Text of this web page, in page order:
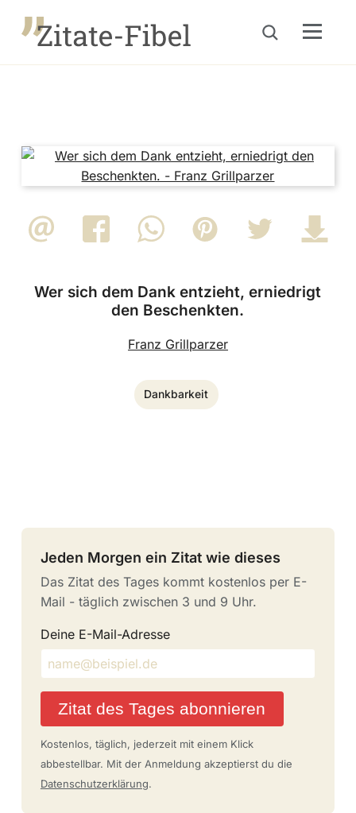
Suche öffnenMenu
Wer sich dem Dank entzieht, erniedrigt
den Beschenkten.
Franz Grillparzer
Dankbarkeit
Jeden Morgen ein Zitat wie dieses
Das Zitat des Tages kommt kostenlos per E-
Mail - täglich zwischen 3 und 9 Uhr.
Deine E-Mail-Adresse
Zitat des Tages abonnieren
Kostenlos, täglich, jederzeit mit einem Klick
abbestellbar. Mit der Anmeldung akzeptierst du die
Datenschutzerklärung.